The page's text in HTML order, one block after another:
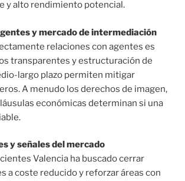
y alto rendimiento potencial.
y mercado de intermediación
relaciones con agentes es
transparentes y estructuración de
largo plazo permiten mitigar
A menudo los derechos de imagen,
económicas determinan si una
y señales del mercado
Valencia ha buscado cerrar
a coste reducido y reforzar áreas con